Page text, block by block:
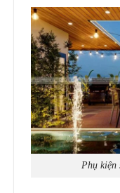
Phụ kiện